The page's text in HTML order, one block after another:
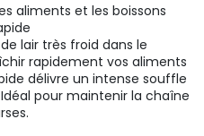
aliments et les boissons
lair très froid dans le
rapidement vos aliments
délivre un intense souffle
pour maintenir la chaîne